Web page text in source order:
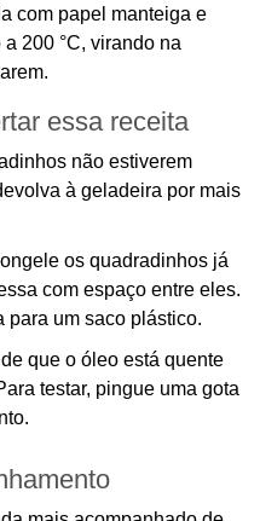
com papel manteiga e
200 °C, virando na
essa receita
não estiverem
à geladeira por mais
os quadradinhos já
com espaço entre eles.
para um saco plástico.
que o óleo está quente
testar, pingue uma gota